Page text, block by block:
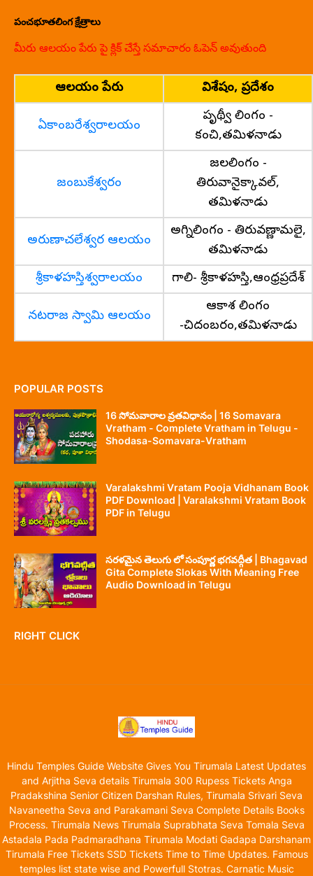
పంచభూతలింగ క్షేత్రాలు
మీరు ఆలయం పేరు పై క్లిక్ చేస్తే సమాచారం ఓపెన్ అవుతుంది
ఆలయం పేరు విశేషం, ప్రదేశం
ఏకాంబరేశ్వరాలయం
పృథ్వీ లింగం -
కంచి,తమిళనాడు
జంబుకేశ్వరం
జలలింగం -
తిరువానైక్కావల్,
తమిళనాడు
అరుణాచలేశ్వర ఆలయం
అగ్నిలింగం - తిరువణ్ణామలై,
తమిళనాడు
శ్రీకాళహస్తిశ్వరాలయం
గాలి- శ్రీకాళహస్తి,ఆంధ్రప్రదేశ్
నటరాజ స్వామి ఆలయం
ఆకాశ లింగం
-చిదంబరం,తమిళనాడు
POPULAR POSTS
16 సోమవారాల వ్రతవిధానం | 16 Somavara
Vratham - Complete Vratham in Telugu -
Shodasa-Somavara-Vratham
Varalakshmi Vratam Pooja Vidhanam Book
PDF Download | Varalakshmi Vratam Book
PDF in Telugu
సరళమైన తెలుగు లో సంపూర్ణ భగవద్గీత | Bhagavad
Gita Complete Slokas With Meaning Free
Audio Download in Telugu
RIGHT CLICK
Hindu Temples Guide Website Gives You Tirumala Latest Updates
and Arjitha Seva details Tirumala 300 Rupess Tickets Anga
Pradakshina Senior Citizen Darshan Rules, Tirumala Srivari Seva
Navaneetha Seva and Parakamani Seva Complete Details Books
Process. Tirumala News Tirumala Suprabhata Seva Tomala Seva
Astadala Pada Padmaradhana Tirumala Modati Gadapa Darshanam
Tirumala Free Tickets SSD Tickets Time to Time Updates. Famous
temples list state wise and Powerfull Stotras. Carnatic Music